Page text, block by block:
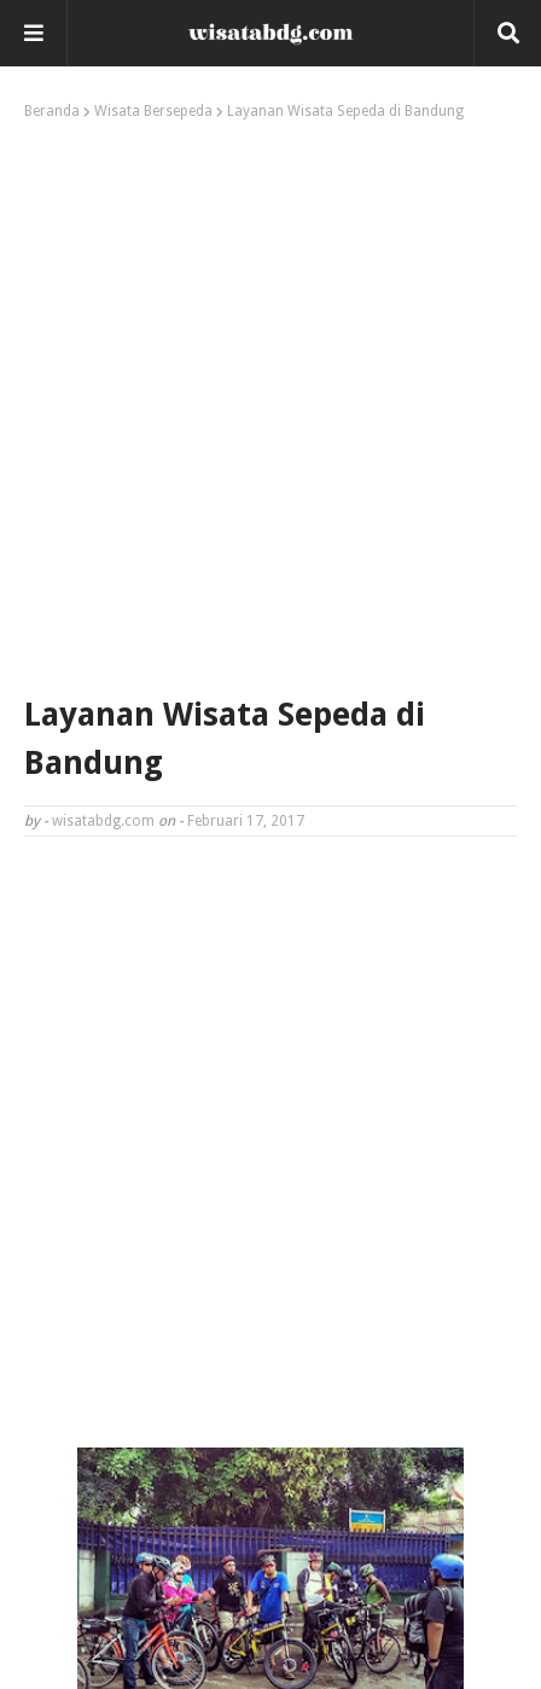
Beranda Wisata Bersepeda Layanan Wisata Sepeda di Bandung
Layanan Wisata Sepeda di
Bandung
by - wisatabdg.com on - Februari 17, 2017